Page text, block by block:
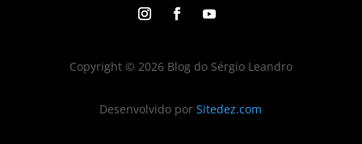
Copyright © 2026 Blog do Sérgio Leandro
Desenvolvido porSitedez.com